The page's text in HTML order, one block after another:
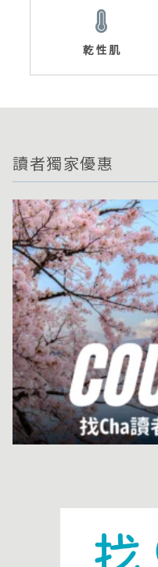
乾性肌
讀者獨家優惠